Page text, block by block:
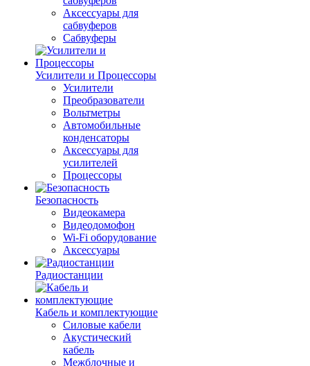
Аксессуары для
сабвуферов
Сабвуферы
Усилители и Процессоры
Усилители
Преобразователи
Вольтметры
Автомобильные
конденсаторы
Аксессуары для
усилителей
Процессоры
Безопасность
Видеокамера
Видеодомофон
Wi-Fi оборудование
Аксессуары
Радиостанции
Кабель и комплектующие
Силовые кабели
Акустический
кабель
Межблочные и